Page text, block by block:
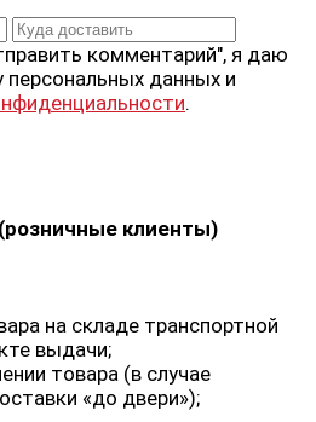
комментарий", я даю
персональных данных и
.
клиенты)
на складе транспортной
выдачи;
товара (в случае
«до двери»);